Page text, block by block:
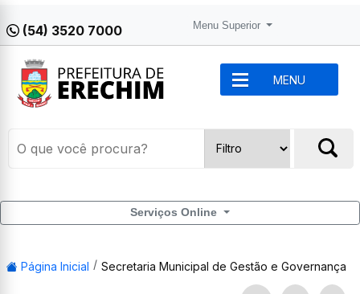
(54) 3520 7000 Menu Superior
MENU
Serviços Online
Página Inicial Secretaria Municipal de Gestão e Governança